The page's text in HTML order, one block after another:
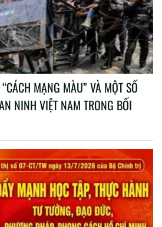
MẠNG MÀU” VÀ MỘT SỐ
NINH VIỆT NAM TRONG BỐI